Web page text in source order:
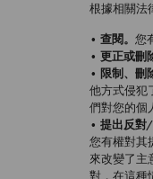
根據相關法
• 查閱。 您
• 更正或刪
• 限制、刪
他方式侵犯
們對您的個
• 提出反對
您有權對其
來改變了主